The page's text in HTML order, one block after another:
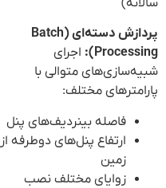
سالانه)
پردازش دسته‌ای (Batch
Processing):
اجرای
شبیه‌سازی‌های متوالی با
پارامترهای مختلف:
فاصله بینردیف‌های پنل
ارتفاع پنل‌های دوطرفه از
زمین
زوایای مختلف نصب